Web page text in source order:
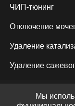
ЧИП-тюнинг
Отключение
Удаление
Удаление
© 2023 -
Мы